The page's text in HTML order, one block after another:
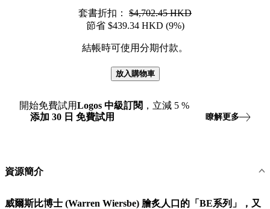
套書折扣： $4,702.45 HKD
節省 $439.34 HKD (9%)
結帳時可使用分期付款。
放入購物車
開始免費試用Logos 中級訂閱 ，立減 5 %
添加 30 日 免費試用 瞭解更多
資源簡介
威爾斯比博士 (Warren Wiersbe) 膾炙人口的「BE系列」，又